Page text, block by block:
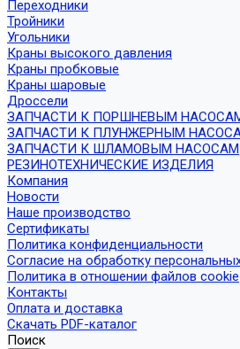
Переходники
Тройники
Угольники
Краны высокого давления
Краны пробковые
Краны шаровые
Дроссели
ЗАПЧАСТИ К ПОРШНЕВЫМ
ЗАПЧАСТИ К ПЛУНЖЕРНЫМ
ЗАПЧАСТИ К ШЛАМОВЫМ НАСОСАМ
РЕЗИНОТЕХНИЧЕСКИЕ ИЗДЕЛИЯ
Компания
Новости
Наше производство
Сертификаты
Политика конфиденциальности
Согласие на обработку
Политика в отношении файлов cookie
Контакты
Оплата и доставка
Скачать PDF-каталог
Поиск